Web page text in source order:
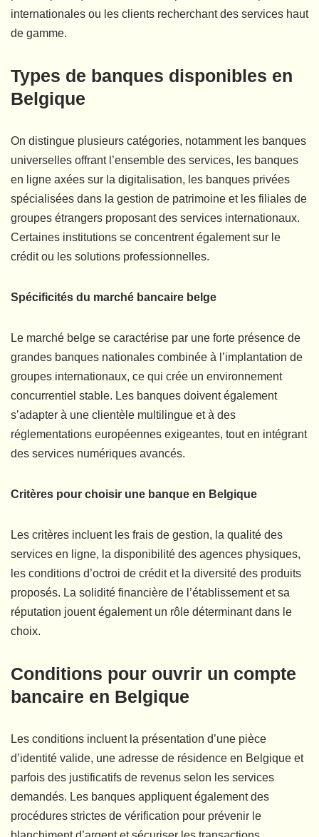
internationales ou les clients recherchant des services haut
de gamme.
Types de banques disponibles en
Belgique
On distingue plusieurs catégories, notamment les banques
universelles offrant l’ensemble des services, les banques
en ligne axées sur la digitalisation, les banques privées
spécialisées dans la gestion de patrimoine et les filiales de
groupes étrangers proposant des services internationaux.
Certaines institutions se concentrent également sur le
crédit ou les solutions professionnelles.
Spécificités du marché bancaire belge
Le marché belge se caractérise par une forte présence de
grandes banques nationales combinée à l’implantation de
groupes internationaux, ce qui crée un environnement
concurrentiel stable. Les banques doivent également
s’adapter à une clientèle multilingue et à des
réglementations européennes exigeantes, tout en intégrant
des services numériques avancés.
Critères pour choisir une banque en Belgique
Les critères incluent les frais de gestion, la qualité des
services en ligne, la disponibilité des agences physiques,
les conditions d’octroi de crédit et la diversité des produits
proposés. La solidité financière de l’établissement et sa
réputation jouent également un rôle déterminant dans le
choix.
Conditions pour ouvrir un compte
bancaire en Belgique
Les conditions incluent la présentation d’une pièce
d’identité valide, une adresse de résidence en Belgique et
parfois des justificatifs de revenus selon les services
demandés. Les banques appliquent également des
procédures strictes de vérification pour prévenir le